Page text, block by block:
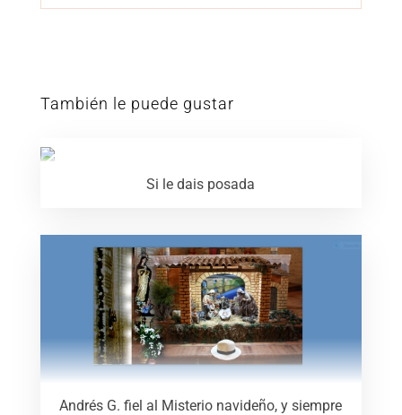
También le puede gustar
Si le dais posada
Andrés G. fiel al Misterio navideño, y siempre